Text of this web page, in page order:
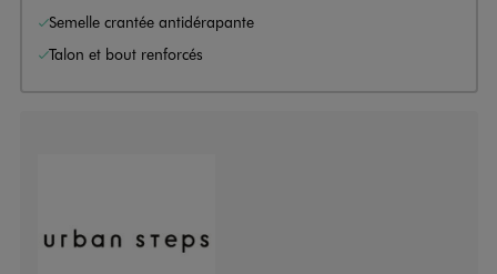
Semelle crantée antidérapante
Talon et bout renforcés